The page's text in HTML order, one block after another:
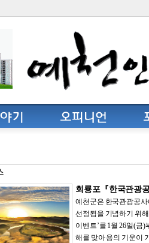
회룡포『한국관광
예천군은 한국관광공사
선정됨을 기념하기 위
이벤트’를 1월 26일(금
해를 맞아 용의 기운이